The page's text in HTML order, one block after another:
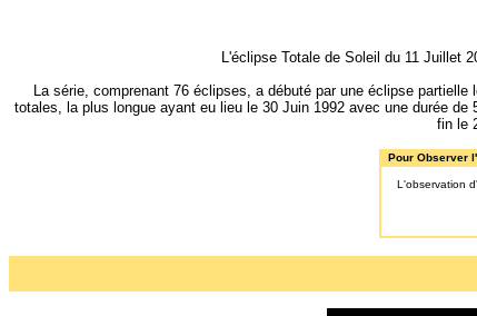
L'éclipse Totale de Soleil du 11 Juillet
La série, comprenant 76 éclipses, a débuté par une éclipse
totales, la plus longue ayant eu lieu le 30 Juin 1992 avec une durée
fin le
Pour Observer
L'observation